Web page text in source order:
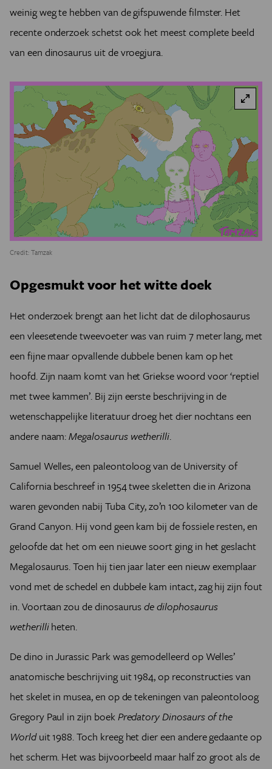
weinig weg te hebben van de gifspuwende filmster. Het
recente onderzoek schetst ook het meest complete beeld
van een dinosaurus uit de vroegjura.
Credit: Tamzak
Opgesmukt voor het witte doek
Het onderzoek brengt aan het licht dat de dilophosaurus
een vleesetende tweevoeter was van ruim 7 meter lang, met
een fijne maar opvallende dubbele benen kam op het
hoofd. Zijn naam komt van het Griekse woord voor ‘reptiel
met twee kammen’. Bij zijn eerste beschrijving in de
wetenschappelijke literatuur droeg het dier nochtans een
andere naam:Megalosaurus wetherilli.
Samuel Welles, een paleontoloog van de University of
California beschreef in 1954 twee skeletten die in Arizona
waren gevonden nabij Tuba City, zo’n 100 kilometer van de
Grand Canyon. Hij vond geen kam bij de fossiele resten, en
geloofde dat het om een nieuwe soort ging in het geslacht
Megalosaurus. Toen hij tien jaar later een nieuw exemplaar
vond met de schedel en dubbele kam intact, zag hij zijn fout
in. Voortaan zou de dinosaurusde dilophosaurus
wetherilliheten.
De dino in Jurassic Park was gemodelleerd op Welles’
anatomische beschrijving uit 1984, op reconstructies van
het skelet in musea, en op de tekeningen van paleontoloog
Gregory Paul in zijn boekPredatory Dinosaurs of the
Worlduit 1988. Toch kreeg het dier een andere gedaante op
het scherm. Het was bijvoorbeeld maar half zo groot als de